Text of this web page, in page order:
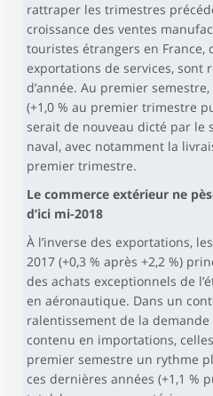
rattraper les trimestres
croissance des ventes
touristes étrangers en
exportations de services, sont
d’année. Au premier
(+1,0 % au premier trimestre
serait de nouveau dicté par le
naval, avec notamment la
premier trimestre.
Le commerce extérieur ne
d’ici mi-2018
À l’inverse des exportations,
2017 (+0,3 % après +2,2 %)
des achats exceptionnels de
en aéronautique. Dans un
ralentissement de la
contenu en importations,
premier semestre un rythme
ces dernières années (+1,1 %